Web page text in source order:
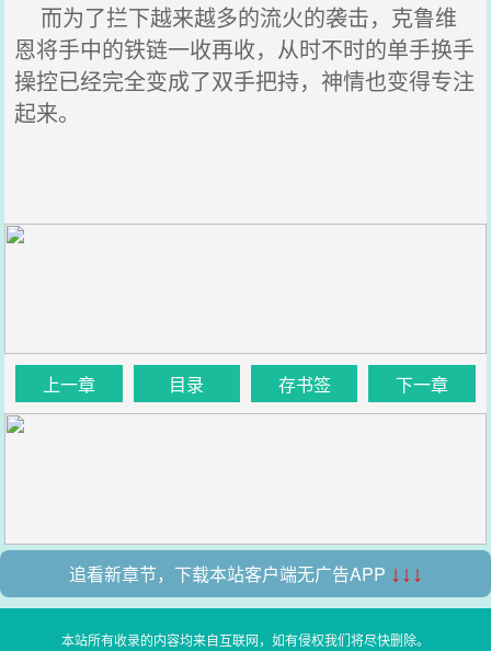
而为了拦下越来越多的流火的袭击，克鲁维
恩将手中的铁链一收再收，从时不时的单手换手
操控已经完全变成了双手把持，神情也变得专注
起来。
上一章 目录 存书签 下一章
追看新章节，下载本站客户端无广告APP ↓↓↓
本站所有收录的内容均来自互联网，如有侵权我们将尽快删除。